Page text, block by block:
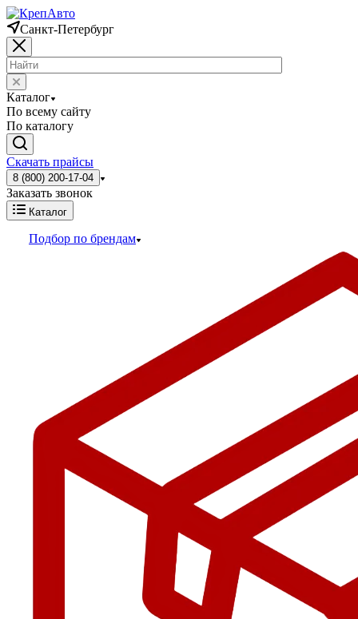
Санкт-Петербург
Каталог
По всему сайту
По каталогу
Скачать прайсы
8 (800) 200-17-04
Заказать звонок
Каталог
Подбор по брендам